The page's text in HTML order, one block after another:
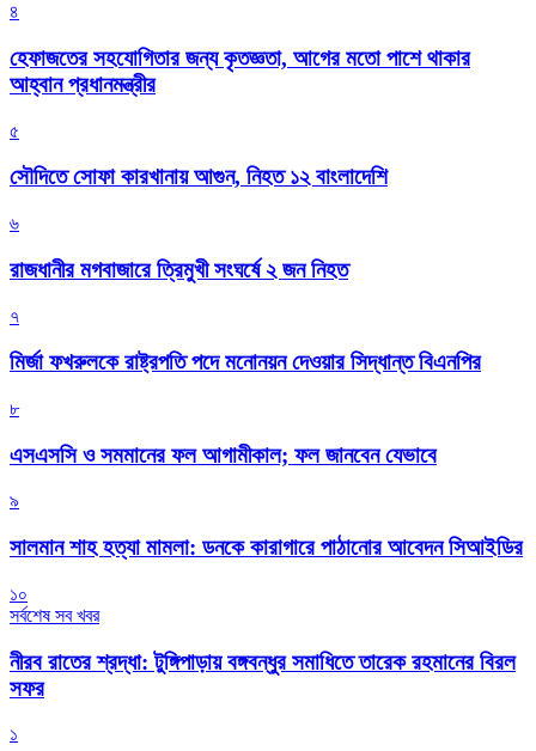
৪
হেফাজতের সহযোগিতার জন্য কৃতজ্ঞতা, আগের মতো পাশে থাকার
আহ্বান প্রধানমন্ত্রীর
৫
সৌদিতে সোফা কারখানায় আগুন, নিহত ১২ বাংলাদেশি
৬
রাজধানীর মগবাজারে ত্রিমুখী সংঘর্ষে ২ জন নিহত
৭
মির্জা ফখরুলকে রাষ্ট্রপতি পদে মনোনয়ন দেওয়ার সিদ্ধান্ত বিএনপির
৮
এসএসসি ও সমমানের ফল আগামীকাল; ফল জানবেন যেভাবে
৯
সালমান শাহ হত্যা মামলা: ডনকে কারাগারে পাঠানোর আবেদন সিআইডির
১০
সর্বশেষ সব খবর
নীরব রাতের শ্রদ্ধা: টুঙ্গিপাড়ায় বঙ্গবন্ধুর সমাধিতে তারেক রহমানের বিরল
সফর
১